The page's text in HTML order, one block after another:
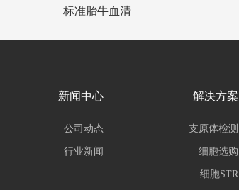
标准胎牛血清
新闻中心
公司动态
行业新闻
解决方案
支原体检测
细胞选购
细胞STR